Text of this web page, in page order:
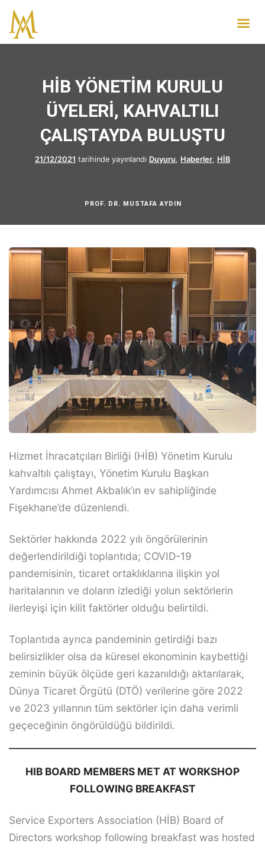
HİB YÖNETİM KURULU
ÜYELERİ, KAHVALTILI
ÇALIŞTAYDA BULUŞTU
21/12/2021 tarihinde yayınlandı Duyuru, Haberler, HİB
PROF. DR. MUSTAFA AYDIN
Hizmet İhracatçıları Birliği (HİB) Yönetim Kurulu
kahvaltılı çalıştayı, Yönetim Kurulu Başkan
Yardımcısı Ahmet Akbalık’ın ev sahipliğinde
Fişekhane’de düzenlendi.
Sektörler hakkında 2022 yılı öngörülerinin
değerlendirildiği toplantıda; COVID-19
pandemisinin, ticaret ortaklıklarına ilişkin yol
haritalarının ve doların izlediği yolun sektörlerin
ilerleyişi için kilit faktörler olduğu belirtildi.
Toplantıda ayrıca pandeminin getirdiği bazı
belirsizlikler olsa da küresel ekonominin kaybettiği
zeminin büyük ölçüde geri kazanıldığı aktarılarak,
Dünya Ticaret Örgütü (DTÖ) verilerine göre 2022
ve 2023 yıllarının tüm sektörler için daha verimli
geçeceğinin öngörüldüğü bildirildi.
HIB BOARD MEMBERS MET AT WORKSHOP
FOLLOWING BREAKFAST
Service Exporters Association (HİB) Board of
Directors workshop following breakfast was hosted